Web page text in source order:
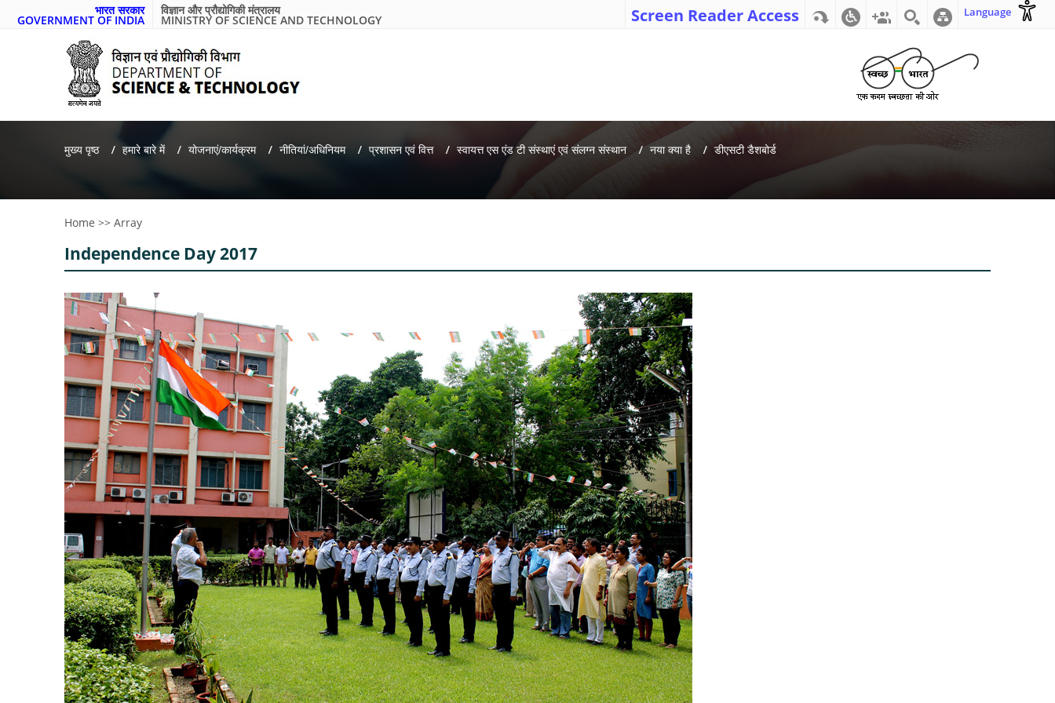
भारत सरकार
GOVERNMENT OF INDIA
विज्ञान और प्रौद्योगिकी मंत्रालय
MINISTRY OF SCIENCE AND TECHNOLOGY Screen Reader Access Language
मुख्य पृष्ठ हमारे बारे में योजनाएं/कार्यक्रम नीतियां/अधिनियम प्रशासन एवं वित्त स्वायत्त एस एंड टी संस्थाएं एवं संलग्न संस्थान नया क्या है डीएसटी डैशबोर्ड
Home >> Array
Independence Day 2017